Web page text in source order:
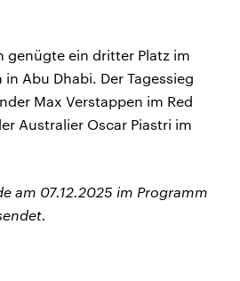
genügte ein dritter Platz im
Abu Dhabi. Der Tagessieg
Max Verstappen im Red
Australier Oscar Piastri im
am 07.12.2025 im Programm